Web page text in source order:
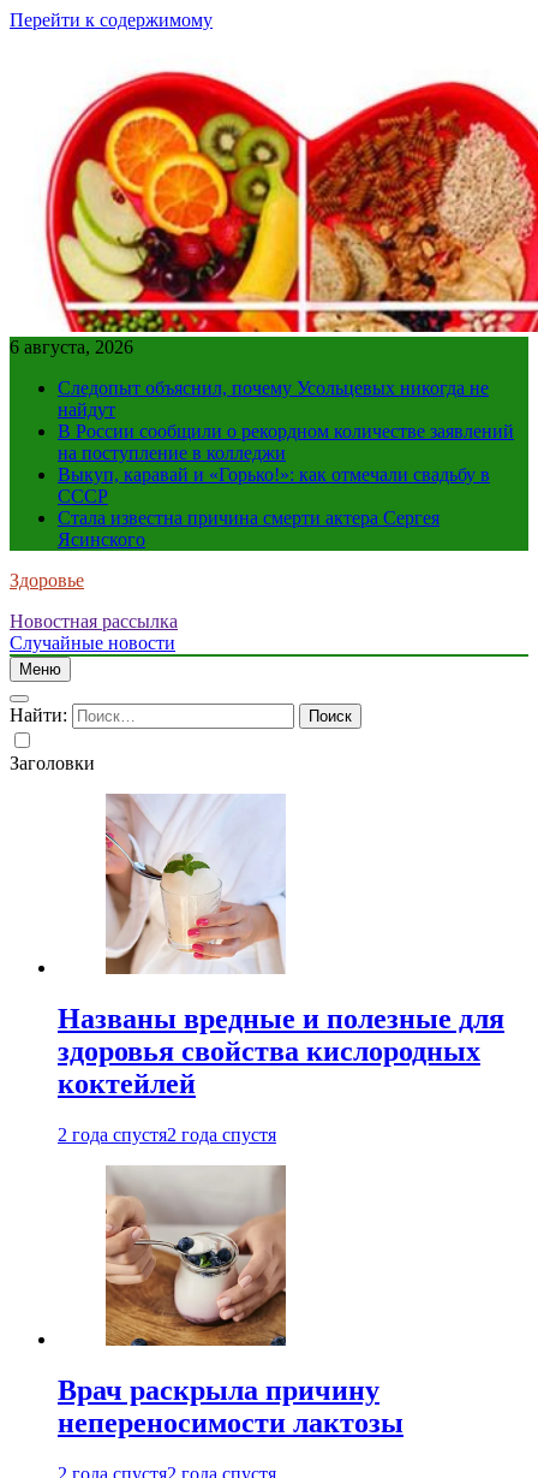
Перейти к содержимому
6 августа, 2026
Следопыт объяснил, почему Усольцевых никогда не
найдут
В России сообщили о рекордном количестве заявлений
на поступление в колледжи
Выкуп, каравай и «Горько!»: как отмечали свадьбу в
СССР
Стала известна причина смерти актера Сергея
Ясинского
Здоровье
Новостная рассылка
Случайные новости
Меню
Найти:
Заголовки
Названы вредные и полезные для
здоровья свойства кислородных
коктейлей
2 года спустя2 года спустя
Врач раскрыла причину
непереносимости лактозы
2 года спустя2 года спустя